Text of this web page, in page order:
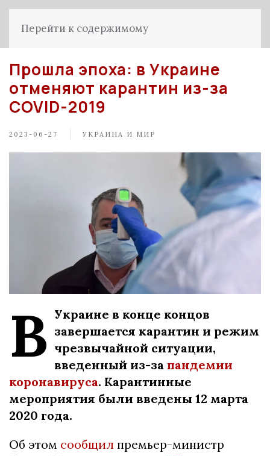
Перейти к содержимому
Прошла эпоха: в Украине
отменяют карантин из-за
COVID-2019
2023-06-27 УКРАИНА И МИР
В Украине в конце концов
завершается карантин и режим
чрезвычайной ситуации,
введенный из-за пандемии
коронавируса. Карантинные
мероприятия были введены 12 марта
2020 года.
Об этом сообщил премьер-министр